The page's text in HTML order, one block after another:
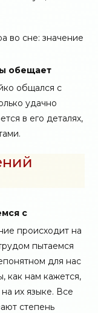
во сне: значение
обещает
общался с
удачно
в его деталях,
с
происходит на
пытаемся
для нас
как нам кажется,
их языке. Все
степень